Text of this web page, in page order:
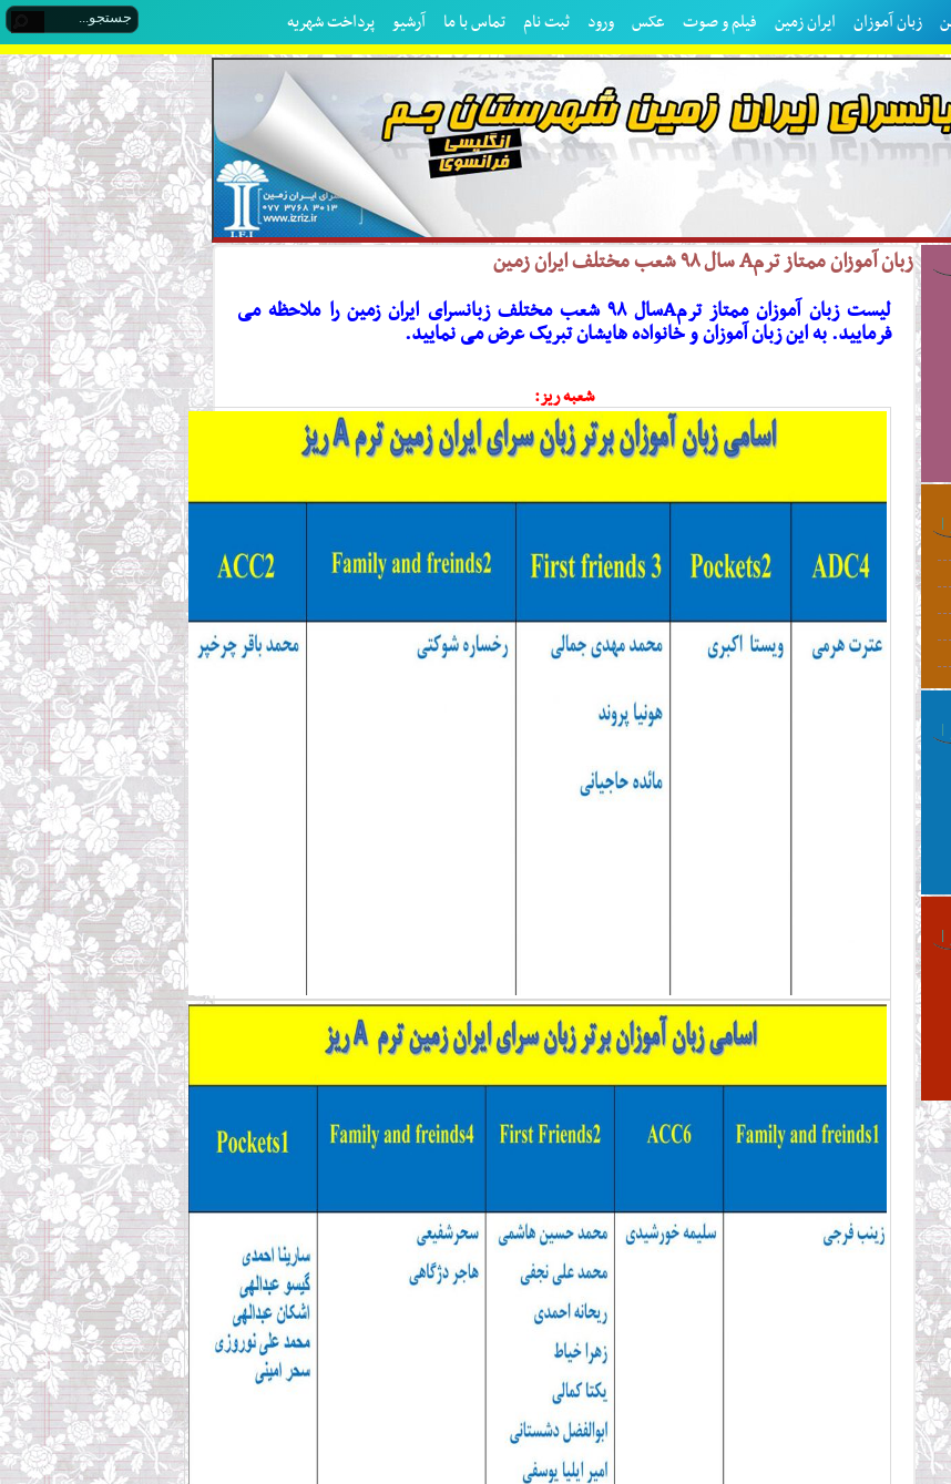
زبان آموزان ایران زمین فیلم و صوت عکس ورود ثبت نام تماس با ما آرشیو پرداخت شهریه
زبان آموزان ممتاز ترمA سال ۹۸ شعب مختلف ایران زمین
لیست زبان آموزان ممتاز ترمAسال ۹۸ شعب مختلف زبانسرای ایران زمین را ملاحظه می
فرمایید. به این زبان آموزان و خانواده هایشان تبریک عرض می نمایید.
شعبه ریز:
|
|
|